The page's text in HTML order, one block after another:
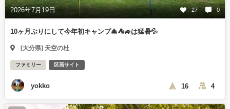
2026年7月19日 27 0
10ヶ月ぶりにして今年初キャンプ🎄⛺🚙は猛暑💦
[大分県] 天空の杜
ファミリー 区画サイト
yokko 16 4